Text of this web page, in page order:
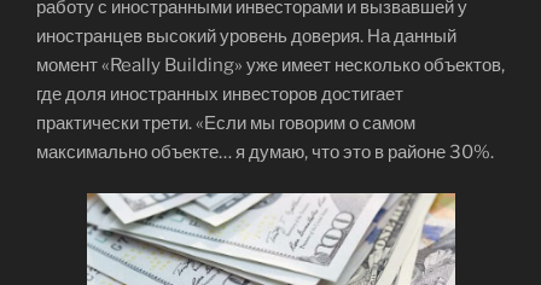
работу с иностранными инвесторами и вызвавшей у
иностранцев высокий уровень доверия. На данный
момент «Really Building» уже имеет несколько объектов,
где доля иностранных инвесторов достигает
практически трети. «Если мы говорим о самом
максимально объекте… я думаю, что это в районе 30%.